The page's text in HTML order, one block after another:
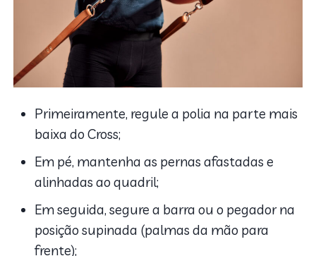
Primeiramente, regule a polia na parte mais
baixa do Cross;
Em pé, mantenha as pernas afastadas e
alinhadas ao quadril;
Em seguida, segure a barra ou o pegador na
posição supinada (palmas da mão para
frente);